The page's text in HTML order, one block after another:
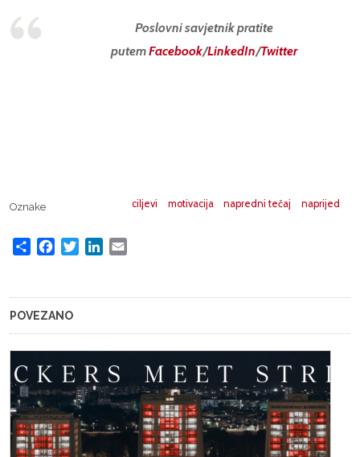
Poslovni savjetnik pratite
putemFacebook/LinkedIn/Twitter
Oznake ciljevi motivacija napredni tečaj naprijed
Share FacebookTwitterLinkedIn
POVEZANO